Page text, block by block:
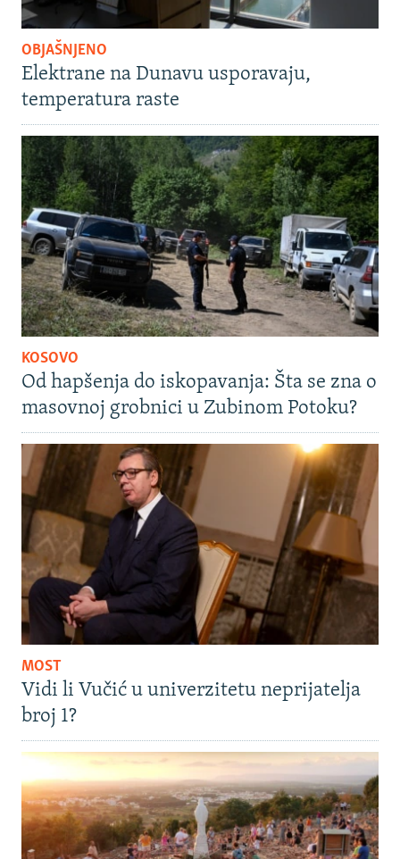
OBJAŠNJENO
Elektrane na Dunavu usporavaju,
temperatura raste
KOSOVO
Od hapšenja do iskopavanja: Šta se zna o
masovnoj grobnici u Zubinom Potoku?
MOST
Vidi li Vučić u univerzitetu neprijatelja
broj 1?